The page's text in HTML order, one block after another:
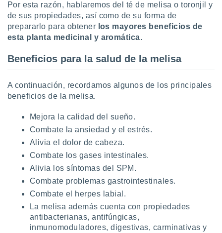
Por esta razón, hablaremos del té de melisa o toronjil y
de sus propiedades, así como de su forma de
prepararlo para obtener los mayores beneficios de
esta planta medicinal y aromática.
Beneficios para la salud de la melisa
A continuación, recordamos algunos de los principales
beneficios de la melisa.
Mejora la calidad del sueño.
Combate la ansiedad y el estrés.
Alivia el dolor de cabeza.
Combate los gases intestinales.
Alivia los síntomas del SPM.
Combate problemas gastrointestinales.
Combate el herpes labial.
La melisa además cuenta con propiedades
antibacterianas, antifúngicas,
inmunomoduladores, digestivas, carminativas y